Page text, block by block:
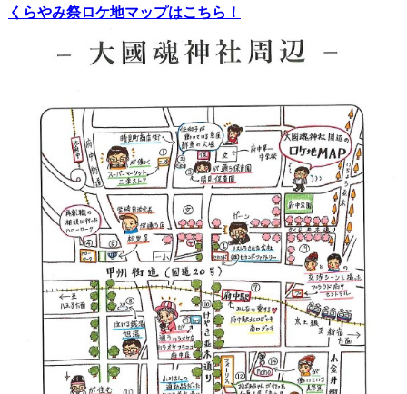
くらやみ祭ロケ地マップはこちら！